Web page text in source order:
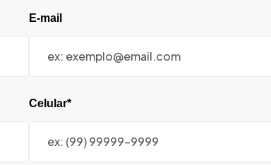
E-mail
Celular*